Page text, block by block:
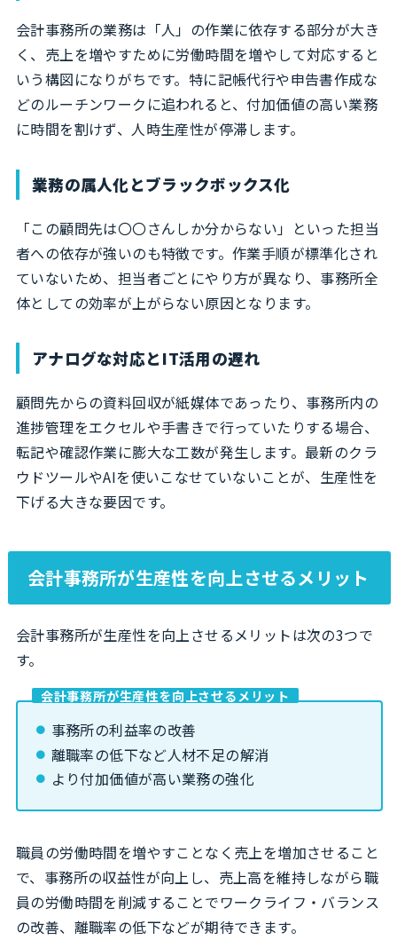
会計事務所の業務は「人」の作業に依存する部分が大き
く、売上を増やすために労働時間を増やして対応すると
いう構図になりがちです。特に記帳代行や申告書作成な
どのルーチンワークに追われると、付加価値の高い業務
に時間を割けず、人時生産性が停滞します。
業務の属人化とブラックボックス化
「この顧問先は〇〇さんしか分からない」といった担当
者への依存が強いのも特徴です。作業手順が標準化され
ていないため、担当者ごとにやり方が異なり、事務所全
体としての効率が上がらない原因となります。
アナログな対応とIT活用の遅れ
顧問先からの資料回収が紙媒体であったり、事務所内の
進捗管理をエクセルや手書きで行っていたりする場合、
転記や確認作業に膨大な工数が発生します。最新のクラ
ウドツールやAIを使いこなせていないことが、生産性を
下げる大きな要因です。
会計事務所が生産性を向上させるメリット
会計事務所が生産性を向上させるメリットは次の3つで
す。
会計事務所が生産性を向上させるメリット
事務所の利益率の改善
離職率の低下など人材不足の解消
より付加価値が高い業務の強化
職員の労働時間を増やすことなく売上を増加させること
で、事務所の収益性が向上し、売上高を維持しながら職
員の労働時間を削減することでワークライフ・バランス
の改善、離職率の低下などが期待できます。